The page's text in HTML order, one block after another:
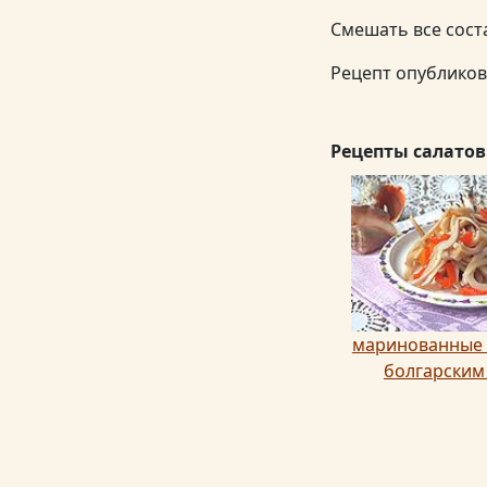
Смешать все
Рецепт
Рецепты
маринованные